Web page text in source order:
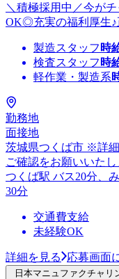
＼積極採用中／今が
OK◎充実の福利厚生
製造スタッフ 時
検査スタッフ 時
軽作業・製造系
勤務地
面接地
茨城県つくば市 ※詳
ご確認をお願いいたし
つくば駅 バス20分、
30分
交通費支給
未経験OK
詳細を見る 応募画面
日本マニュファクチャリ